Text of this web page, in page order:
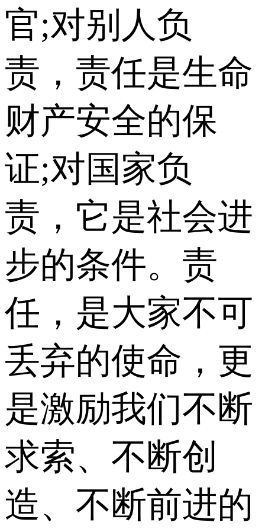
官;对别人负
责，责任是生命
财产安全的保
证;对国家负
责，它是社会进
步的条件。责
任，是大家不可
丢弃的使命，更
是激励我们不断
求索、不断创
造、不断前进的